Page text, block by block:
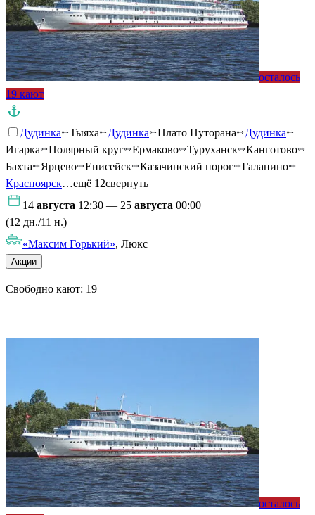
осталось
19 кают
Дудинка Тыяха Дудинка Плато Путорана
Дудинка
Игарка
Полярный круг Ермаково Туруханск
Канготово
Бахта
Ярцево Енисейск Казачинский порог
Галанино
Красноярск…ещё 12свернуть
14 августа 12:30 — 25 августа 00:00
(12 дн./11 н.)
«Максим Горький», Люкс
Акции
Свободно кают: 19
осталось